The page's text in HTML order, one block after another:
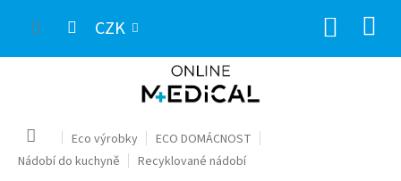
CZK
Domů Eco výrobky
ECO DOMÁCNOST
Nádobí do kuchyně
Recyklované nádobí